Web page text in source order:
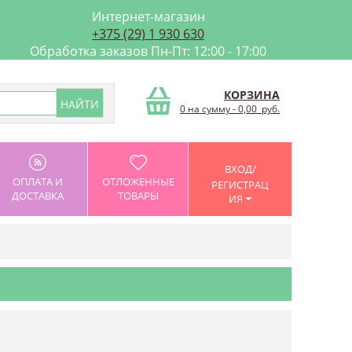
Интернет-магазин
+375 (29) 1 930 630
Обработка заказов Пн-Пт: 12:00 - 17:00
КОРЗИНА
0 на сумму-0,00 руб.
ОПЛАТА И
ДОСТАВКА
ОТЛОЖЕННЫЕ
ТОВАРЫ
ВХОД/
РЕГИСТРАЦ
ИЯ